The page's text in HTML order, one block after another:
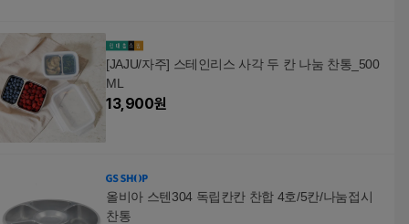
[JAJU/자주] 스테인리스 사각 두 칸 나눔 찬통_500
ML
13,900원
올비아 스텐304 독립칸칸 찬합 4호/5칸/나눔접시
찬통